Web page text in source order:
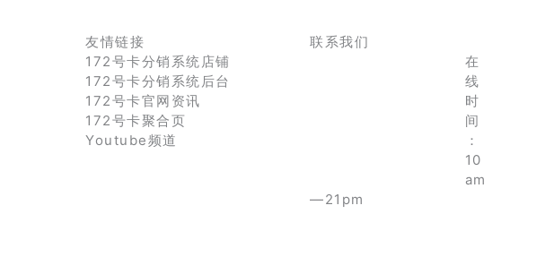
友情链接
172号卡分销系统店铺
172号卡分销系统后台
172号卡官网资讯
172号卡聚合页
Youtube频道
联系我们
在
线
时
间
：
10
am
—21pm